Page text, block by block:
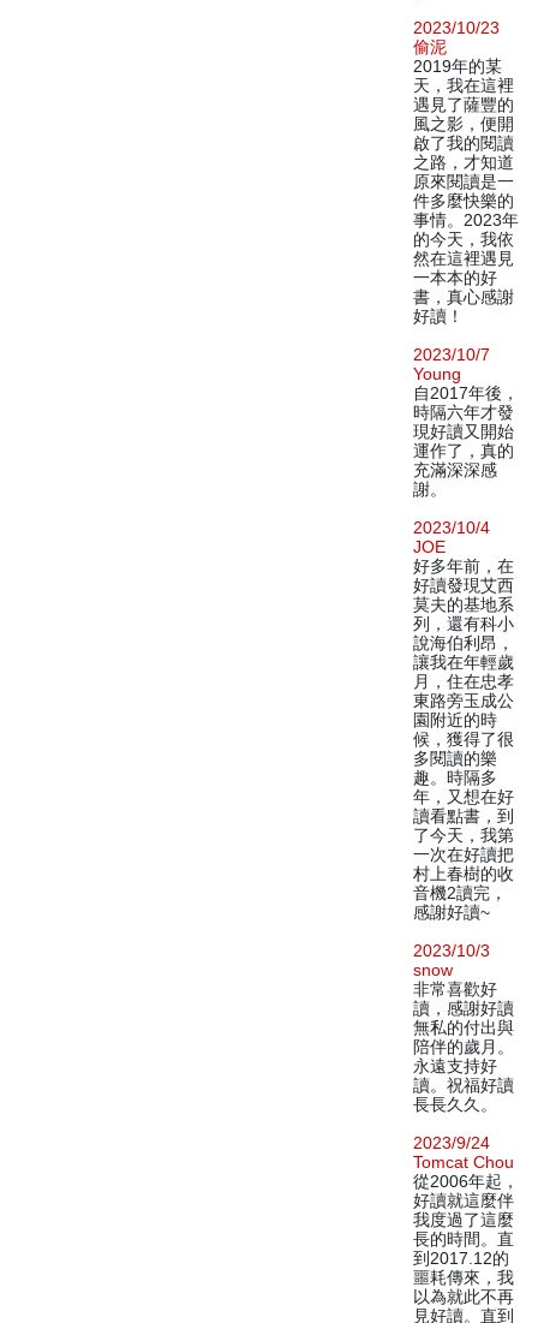
2023/10/23
偷泥
2019年的某
天，我在這裡
遇見了薩豐的
風之影，便開
啟了我的閱讀
之路，才知道
原來閱讀是一
件多麼快樂的
事情。2023年
的今天，我依
然在這裡遇見
一本本的好
書，真心感謝
好讀！
2023/10/7
Young
自2017年後，
時隔六年才發
現好讀又開始
運作了，真的
充滿深深感
謝。
2023/10/4
JOE
好多年前，在
好讀發現艾西
莫夫的基地系
列，還有科小
說海伯利昂，
讓我在年輕歲
月，住在忠孝
東路旁玉成公
園附近的時
候，獲得了很
多閱讀的樂
趣。時隔多
年，又想在好
讀看點書，到
了今天，我第
一次在好讀把
村上春樹的收
音機2讀完，
感謝好讀~
2023/10/3
snow
非常喜歡好
讀，感謝好讀
無私的付出與
陪伴的歲月。
永遠支持好
讀。祝福好讀
長長久久。
2023/9/24
Tomcat Chou
從2006年起，
好讀就這麼伴
我度過了這麼
長的時間。直
到2017.12的
噩耗傳來，我
以為就此不再
見好讀。直到